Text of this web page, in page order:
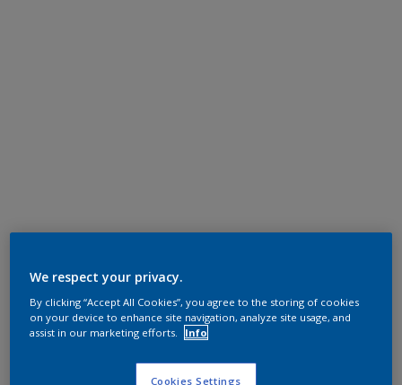
We respect your privacy.
By clicking “Accept All Cookies”, you agree to the storing of cookies
on your device to enhance site navigation, analyze site usage, and
assist in our marketing efforts.
Info
Cookies Settings